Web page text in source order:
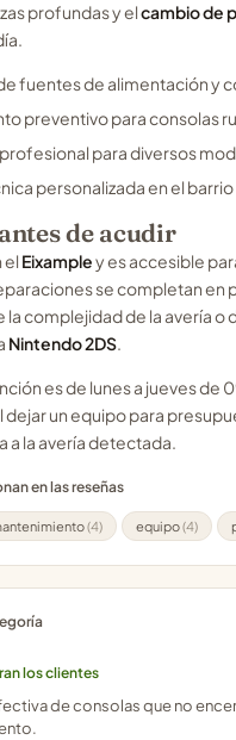
profundas y elcambio de
fuentes de alimentación y
preventivo para consolas
para diversos
personalizada en el barrio
de acudir
el Eixampley es accesible
se completan
complejidad de la avería
Nintendo 2DS.
es de lunes a jueves
dejar un equipo para
a la avería detectada.
en las reseñas
(4) equipo(4)
los clientes
de consolas que no